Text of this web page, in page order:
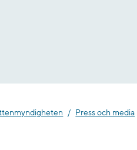
Press och media